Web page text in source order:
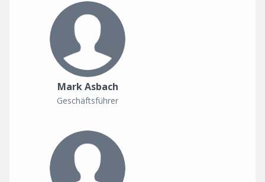
Mark Asbach
Geschäftsführer